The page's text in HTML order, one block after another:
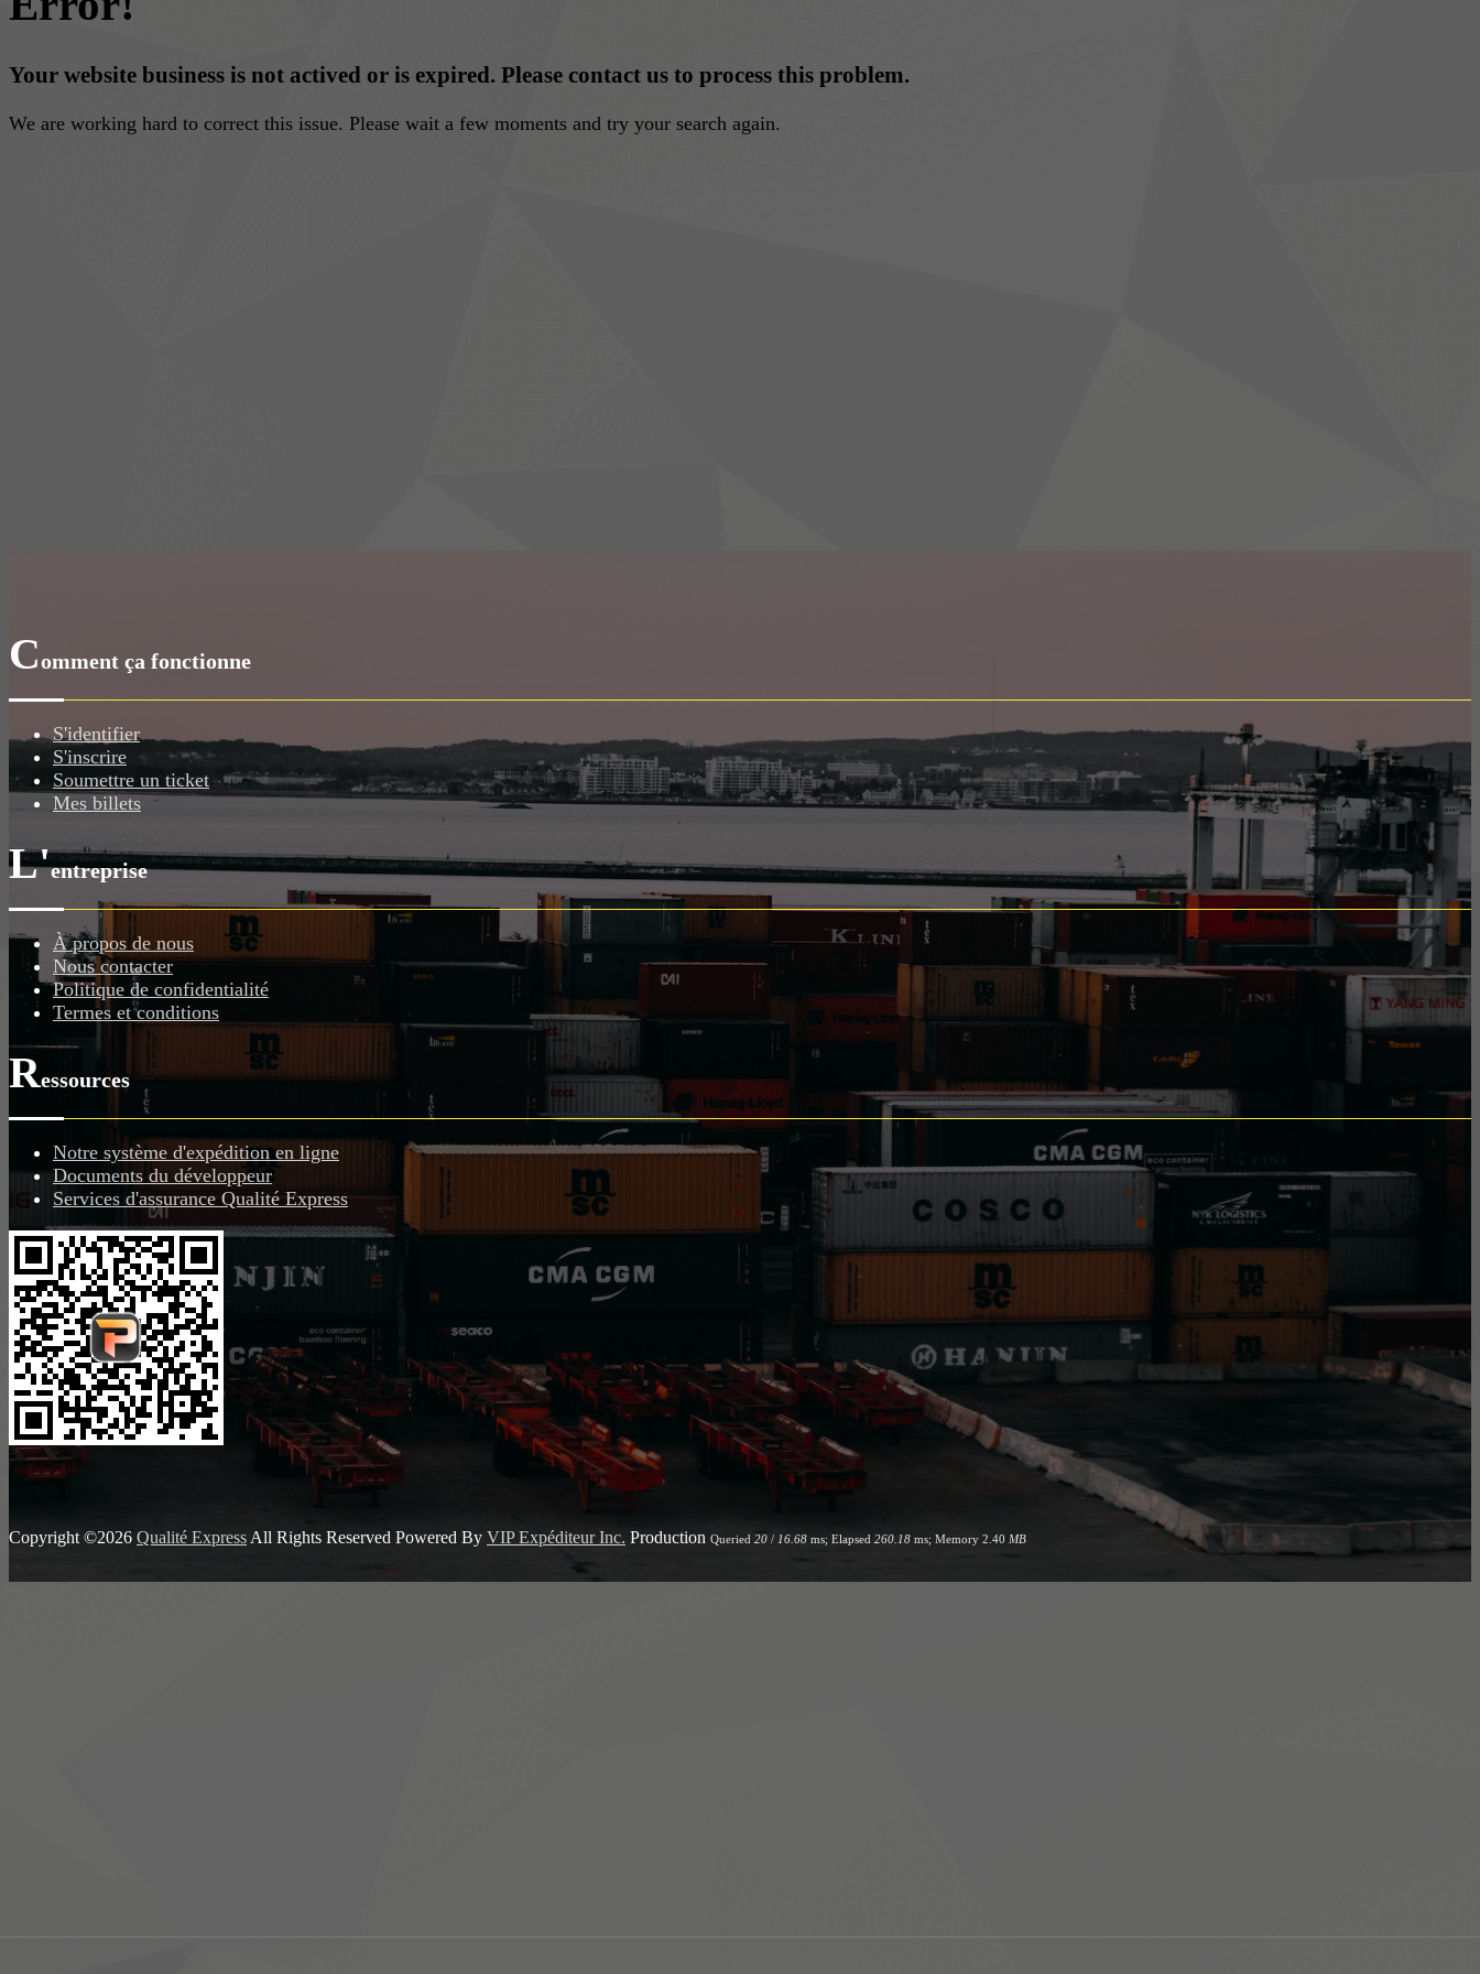
Your website business is not actived or is expired. Please contact us to process this problem.
We are working hard to correct this issue. Please wait a few moments and try your search again.
Comment ça fonctionne
S'identifier
S'inscrire
Soumettre un ticket
Mes billets
L'entreprise
À propos de nous
Nous contacter
Politique de confidentialité
Termes et conditions
Ressources
Notre système d'expédition en ligne
Documents du développeur
Services d'assurance Qualité Express
Copyright ©2026 Qualité ExpressAll Rights Reserved Powered By VIP Expéditeur Inc. Production Queried 20 / 16.68 ms; Elapsed 260.18 ms; Memory 2.40 MB